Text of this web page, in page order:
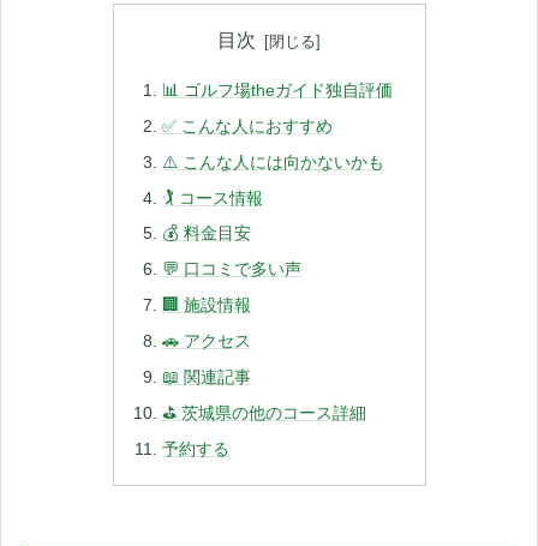
目次
📊 ゴルフ場theガイド独自評価
✅ こんな人におすすめ
⚠️ こんな人には向かないかも
🏌️ コース情報
💰 料金目安
💬 口コミで多い声
🏢 施設情報
🚗 アクセス
📖 関連記事
⛳ 茨城県の他のコース詳細
予約する